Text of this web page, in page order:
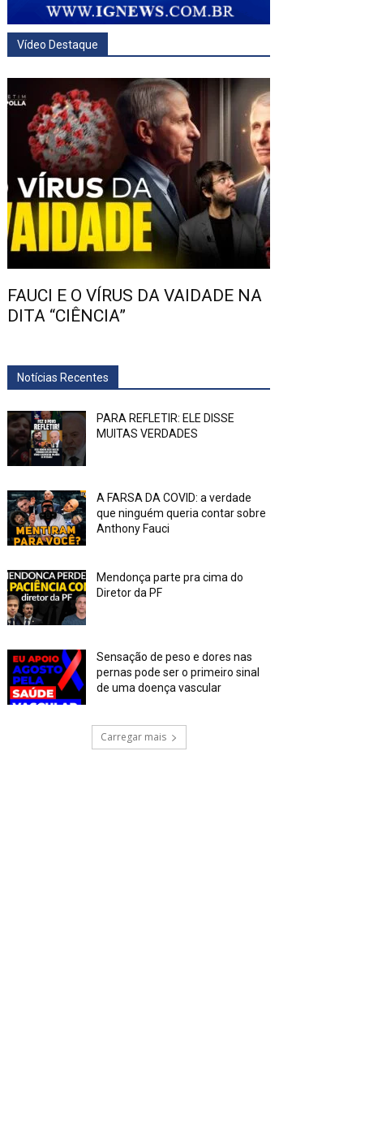
Vídeo Destaque
FAUCI E O VÍRUS DA VAIDADE NA
DITA “CIÊNCIA”
Notícias Recentes
PARA REFLETIR: ELE DISSE
MUITAS VERDADES
A FARSA DA COVID: a verdade
que ninguém queria contar sobre
Anthony Fauci
Mendonça parte pra cima do
Diretor da PF
Sensação de peso e dores nas
pernas pode ser o primeiro sinal
de uma doença vascular
Carregar mais